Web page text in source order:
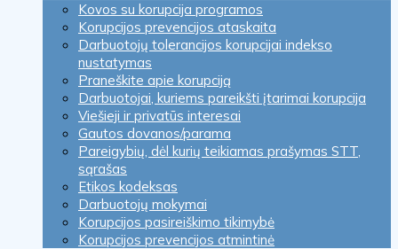
Kovos su korupcija programos
Korupcijos prevencijos ataskaita
Darbuotojų tolerancijos korupcijai indekso
nustatymas
Praneškite apie korupciją
Darbuotojai, kuriems pareikšti įtarimai korupcija
Viešieji ir privatūs interesai
Gautos dovanos/parama
Pareigybių, dėl kurių teikiamas prašymas STT,
sąrašas
Etikos kodeksas
Darbuotojų mokymai
Korupcijos pasireiškimo tikimybė
Korupcijos prevencijos atmintinė